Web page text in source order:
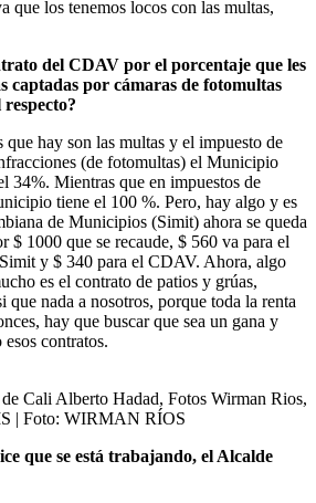
que los tenemos locos con las multas,
del CDAV por el porcentaje que les
captadas por cámaras de fotomultas
que hay son las multas y el impuesto de
(de fotomultas) el Municipio
34%. Mientras que en impuestos de
tiene el 100 %. Pero, hay algo y es
de Municipios (Simit) ahora se queda
$ 1000 que se recaude, $ 560 va para el
y $ 340 para el CDAV. Ahora, algo
es el contrato de patios y grúas,
que nada a nosotros, porque toda la renta
hay que buscar que sea un gana y
contratos.
Cali Alberto Hadad, Fotos Wirman Rios,
| Foto: WIRMAN RÍOS
que se está trabajando, el Alcalde